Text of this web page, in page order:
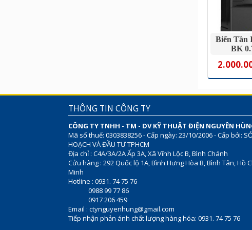
Biến Tần
BK
THÔNG TIN CÔNG TY
CÔNG TY TNHH - TM - DV KỸ THUẬT ĐIỆN NGUYÊN
Mã số thuế: 0303838256 - Cấp ngày: 23/10/2006 - Cấp bởi:
HOẠCH VÀ ĐẦU TƯ TPHCM
Địa chỉ : C4A/3A/2A Ấp 3A, Xã Vĩnh Lộc B, Bình Chánh
Cửu hàng : 292 Quốc lộ 1A, Bình Hưng Hòa B, Bình Tân, Hồ
Minh
Hotline : 0931. 74 75 76
0988 99 77 86
0917 206 459
Email : ctynguyenhung@gmail.com
Tiếp nhận phản ánh chất lượng hàng hóa: 0931. 74 75 76